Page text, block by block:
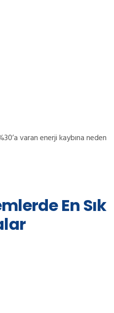
varan enerji kaybına neden
En Sık